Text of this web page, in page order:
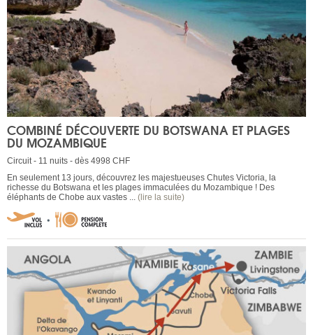
COMBINÉ DÉCOUVERTE DU BOTSWANA ET PLAGES
DU MOZAMBIQUE
Circuit - 11 nuits - dès 4998 CHF
En seulement 13 jours, découvrez les majestueuses Chutes Victoria, la
richesse du Botswana et les plages immaculées du Mozambique ! Des
éléphants de Chobe aux vastes ... (lire la suite)